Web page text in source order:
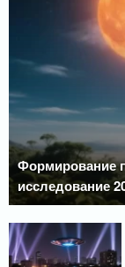
Формирование
исследование